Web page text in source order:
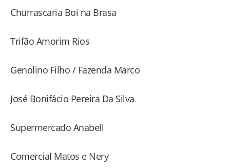
Churrascaria Boi na Brasa
Trifão Amorim Rios
Genolino Filho / Fazenda Marco
José Bonifácio Pereira Da Silva
Supermercado Anabell
Comercial Matos e Nery